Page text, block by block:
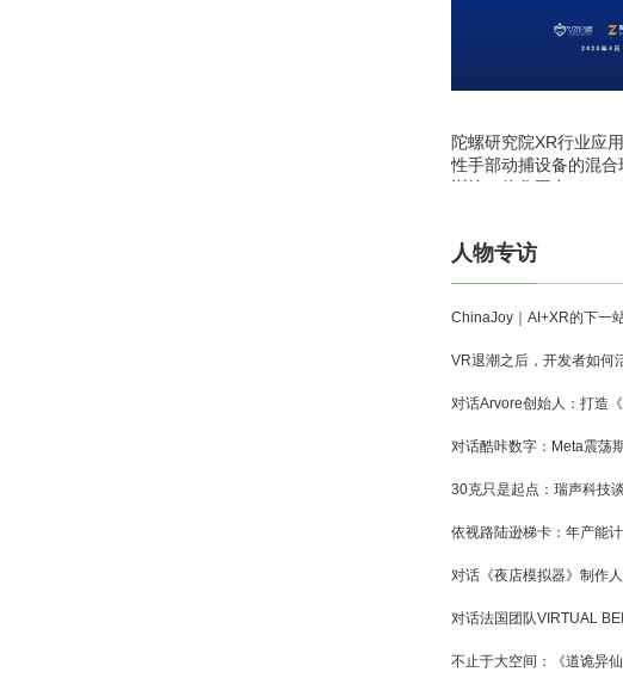
陀螺研究院XR行业应
性手部动捕设备的混
训练一体化平台
人物专访